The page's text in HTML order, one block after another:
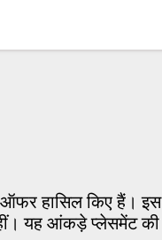
हासिल किए हैं। इस
यह आंकड़े प्लेसमेंट की